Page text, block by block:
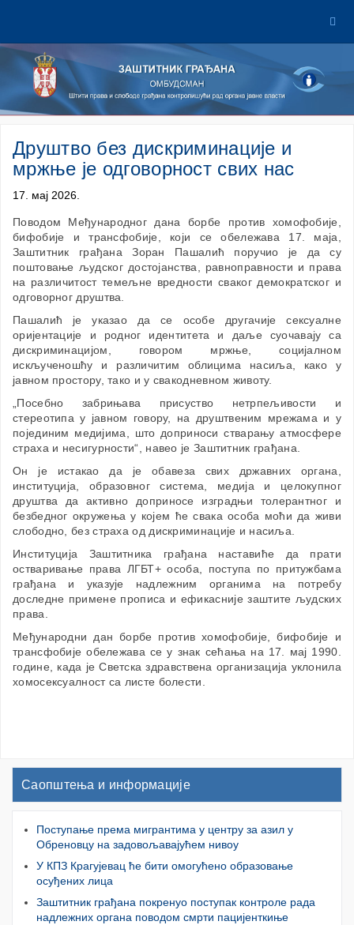
Друштво без дискриминације и
мржње је одговорност свих нас
17. мај 2026.
Поводом Међународног дана борбе против хомофобије,
бифобије и трансфобије, који се обележава 17. маја,
Заштитник грађана Зоран Пашалић поручио је да су
поштовање људског достојанства, равноправности и права
на различитост темељне вредности сваког демократског и
одговорног друштва.
Пашалић је указао да се особе другачије сексуалне
оријентације и родног идентитета и даље суочавају са
дискриминацијом, говором мржње, социјалном
искљученошћу и различитим облицима насиља, како у
јавном простору, тако и у свакодневном животу.
„Посебно забрињава присуство нетрпељивости и
стереотипа у јавном говору, на друштвеним мрежама и у
појединим медијима, што доприноси стварању атмосфере
страха и несигурности“, навео је Заштитник грађана.
Он је истакао да је обавеза свих државних органа,
институција, образовног система, медија и целокупног
друштва да активно доприносе изградњи толерантног и
безбедног окружења у којем ће свака особа моћи да живи
слободно, без страха од дискриминације и насиља.
Институција Заштитника грађана наставиће да прати
остваривање права ЛГБТ+ особа, поступа по притужбама
грађана и указује надлежним органима на потребу
доследне примене прописа и ефикасније заштите људских
права.
Међународни дан борбе против хомофобије, бифобије и
трансфобије обележава се у знак сећања на 17. мај 1990.
године, када је Светска здравствена организација уклонила
хомосексуалност са листе болести.
Саопштења и информације
Поступање према мигрантима у центру за азил у
Обреновцу на задовољавајућем нивоу
У КПЗ Крагујевац ће бити омогућено образовање
осуђених лица
Заштитник грађана покренуо поступак контроле рада
надлежних органа поводом смрти пацијенткиње